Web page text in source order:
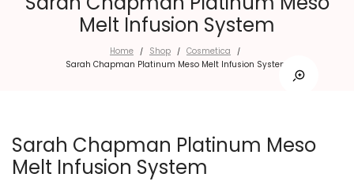
Melt Infusion System
Home / Shop / Cosmetica /
Sarah Chapman Platinum Meso Melt Infusion System
Sarah Chapman Platinum Meso
Melt Infusion System